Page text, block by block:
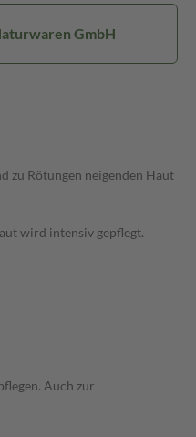
GmbH
zu Rötungen neigenden Haut
wird intensiv gepflegt.
Auch zur